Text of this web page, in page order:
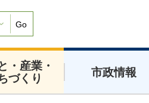
Go
・産業・
づくり
市政情報